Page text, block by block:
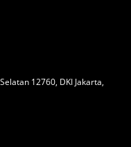
12760, DKI Jakarta,